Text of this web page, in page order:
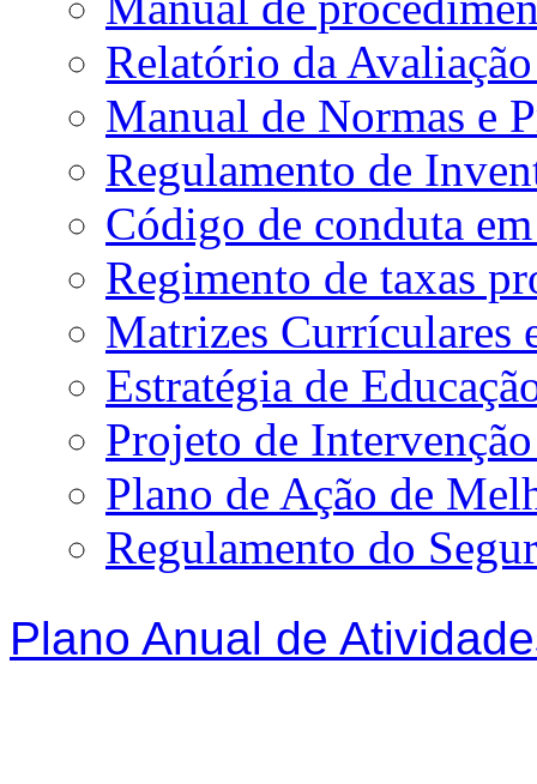
Relatório da
Manual de Normas e
Regulamento de
Código de conduta
Regimento de taxas
Matrizes Currículares
Estratégia de
Projeto de
Plano de Ação de
Regulamento do
Plano Anual de